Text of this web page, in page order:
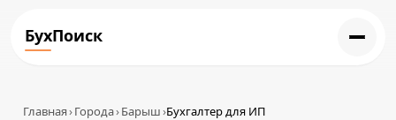
БухПоиск
Главная›Города›Барыш›Бухгалтер для ИП